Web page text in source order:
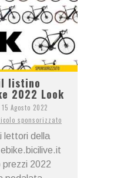
listino
2022 Look
15 Agosto 2022
sponsorizzato
lettori della
prezzi 2022